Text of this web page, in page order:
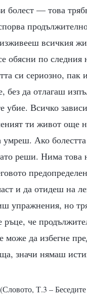
болест — това
всичкия
обясни по
си сериозно, пак
да отлагаш
Всичко
ти живот още
умреш. Ако
реши. Нима това
и да отидеш на
упражнения, но
че
може да избегне
значи нямаш
(Словото, Т.3 –